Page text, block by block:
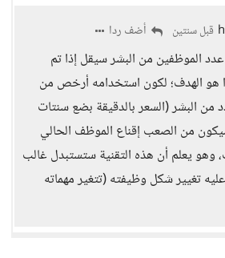
قبل سنتين أضف ردا
الموظفين من البشر سيقل إذا تم
هو الهدف؛ لكون استخدامه أرخص من
من البشر (السعر بالدقيقة بضع سنتات
من الصعب إقناع الموظف الحالي
وهو يعلم أن هذه التقنية ستستبدل غالب
تغيير شكل وظيفته (تتغير مهماته